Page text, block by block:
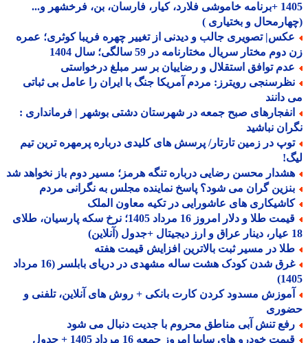
1405 +برنامه خاموشی فلارد، کیار، فارسان، بن، فرخشهر و...
و بختیاری )
تصویری جالب و دیدنی از تغییر چهره فریبا کوثری؛ عمره
مختار سریال مختارنامه در 59 سالگی؛ سال 1404
توافق استقلال و رضاییان بر سر مبلغ درخواستی
رویترز: مردم آمریکا جنگ با ایران را عامل بی ثباتی
صبح جمعه در شهرستان دشتی بوشهر | فرمانداری :
نباشید
در زمین تارتار/ پرسش های کلیدی درباره پرمهره ترین تیم
محسن رضایی درباره تنگه هرمز؛ مسیر دوم باز نخواهد شد
گران می شود؟ پاسخ نماینده مجلس به نگرانی مردم
های عاشورایی در تکیه معاون الملک
قیمت طلا و دلار امروز 16 مرداد 1405؛ نرخ سکه پارسیان، طلای
در مسیر ثبت بالاترین افزایش قیمت هفته
غرق شدن کودک هشت ساله مشهدی در دریای بابلسر (16 مرداد
مسدود کردن کارت بانکی + روش های آنلاین، تلفنی و
تنش آبی مناطق محروم با جدیت دنبال می شود
خودرو های سایپا امروز جمعه 16 مرداد 1405 + جدول